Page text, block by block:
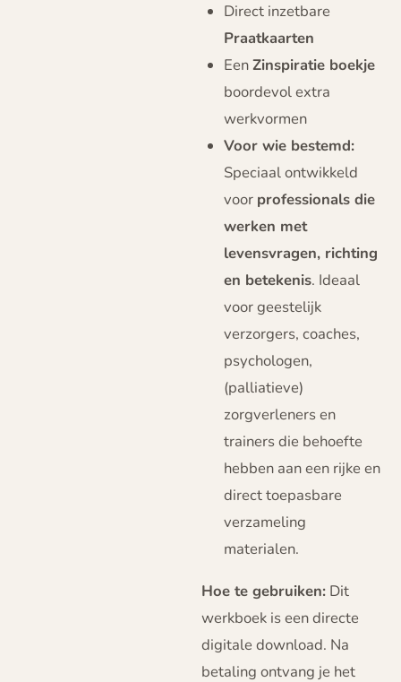
Direct inzetbare
Praatkaarten
EenZinspiratie boekje
boordevol extra
werkvormen
Voor wie bestemd:
Speciaal ontwikkeld
voor professionals die
werken met
levensvragen, richting
en betekenis. Ideaal
voor geestelijk
verzorgers, coaches,
psychologen,
(palliatieve)
zorgverleners en
trainers die behoefte
hebben aan een rijke en
direct toepasbare
verzameling
materialen.
Hoe te gebruiken: Dit
werkboek is een directe
digitale download. Na
betaling ontvang je het